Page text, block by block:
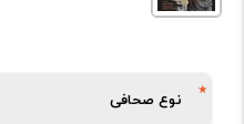
نوع صحافی